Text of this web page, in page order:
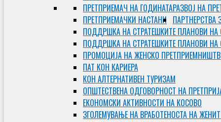
РАЗВОЈ НА
ПРЕТПРИЕМАЧ НА ГОДИНАТА
ПРЕТПРИЕМАЧКИ НАСТАНИ ПАРТНЕРСТВА
ПОДДРШКА НА СТРАТЕШКИТЕ ПЛАНОВИ НА
ПОДДРШКА НА СТРАТЕШКИТЕ ПЛАНОВИ НА
ПРОМОЦИЈА НА ЖЕНСКО
ПАТ КОН КАРИЕРА
КОН АЛТЕРНАТИВЕН ТУРИЗАМ
ОПШТЕСТВЕНА ОДГОВОРНОСТ НА
ЕКОНОМСКИ АКТИВНОСТИ НА КОСОВО
ЗГОЛЕМУВАЊЕ НА ВРАБОТЕНОСТА НА